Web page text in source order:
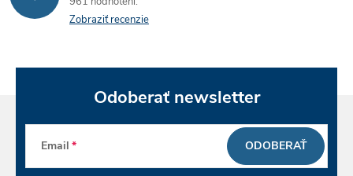
v
Zobraziť recenzie
Odoberať newsletter
Email ODOBERAŤ